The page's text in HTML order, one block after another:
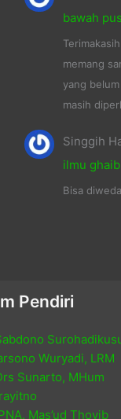
bawah
memang
yang
masih
Singgih
ilmu
Bisa
Pendiri
Wuryadi, LRM
Sunarto, MHum
Mas’ud Thoyib